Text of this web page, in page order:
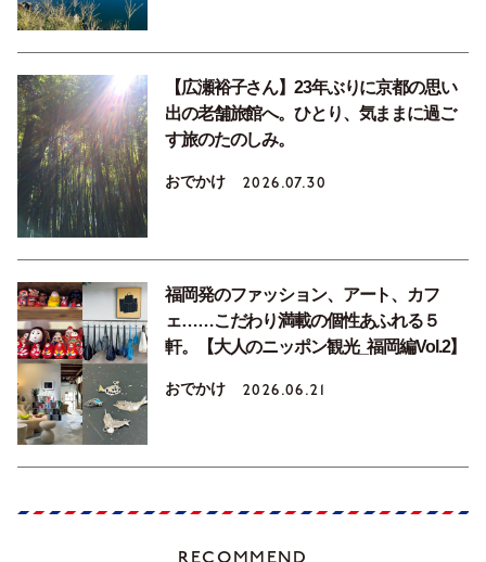
【広瀬裕子さん】23年ぶりに京都の思い
出の老舗旅館へ。ひとり、気ままに過ご
す旅のたのしみ。
おでかけ 2026.07.30
福岡発のファッション、アート、カフ
ェ……こだわり満載の個性あふれる５
軒。【大人のニッポン観光_福岡編Vol.2】
おでかけ 2026.06.21
RECOMMEND